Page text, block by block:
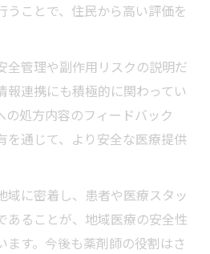
うことで、住民から高い評価を
全管理や副作用リスクの説明だ
報連携にも積極的に関わってい
の処方内容のフィードバック
を通じて、より安全な医療提供
域に密着し、患者や医療スタッ
あることが、地域医療の安全性
ます。今後も薬剤師の役割はさ